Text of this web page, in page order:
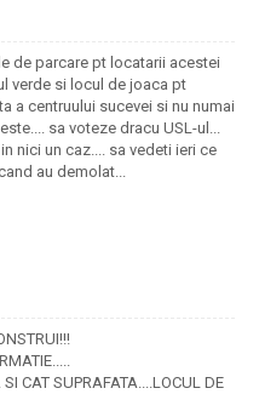
de parcare pt locatarii acestei
verde si locul de joaca pt
a centruului sucevei si nu numai
sa voteze dracu USL-ul...
nici un caz.... sa vedeti ieri ce
au demolat...
CAT SUPRAFATA....LOCUL DE